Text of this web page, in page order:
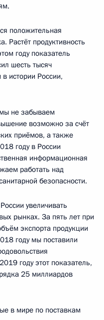
положительная
Растёт продуктивность
году показатель
шесть тысяч
истории России,
не забываем
возможно за счёт
приёмов, а также
году в России
информационная
работать над
безопасности.
увеличивать
рынках. За пять лет при
экспорта продукции
году мы поставили
году этот показатель,
25 миллиардов
в мире по поставкам